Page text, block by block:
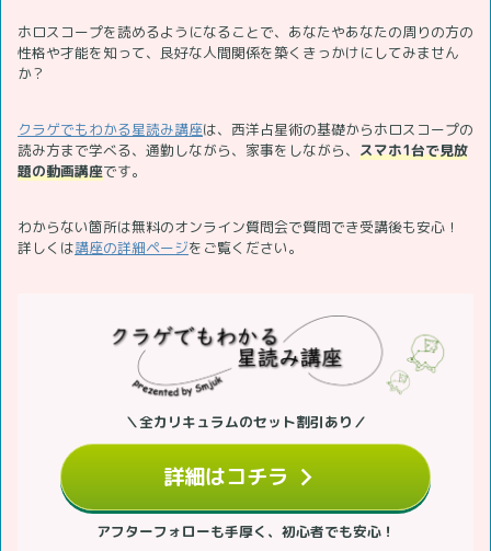
ホロスコープを読めるようになることで、あなたやあなたの周りの方の
性格や才能を知って、良好な人間関係を築くきっかけにしてみません
か？
クラゲでもわかる星読み講座は、西洋占星術の基礎からホロスコープの
読み方まで学べる、通勤しながら、家事をしながら、 スマホ1台で見放
題の動画講座です。
わからない箇所は無料のオンライン質問会で質問でき受講後も安心！
詳しくは講座の詳細ページをご覧ください。
＼全カリキュラムのセット割引あり／
詳細はコチラ
アフターフォローも手厚く、初心者でも安心！